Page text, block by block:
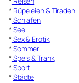
* Rüpeleien & Tiraden
* Schlafen
* See
* Sex & Erotik
* Sommer
* Speis & Trank
* Sport
* Städte